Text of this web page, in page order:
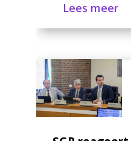
Lees meer